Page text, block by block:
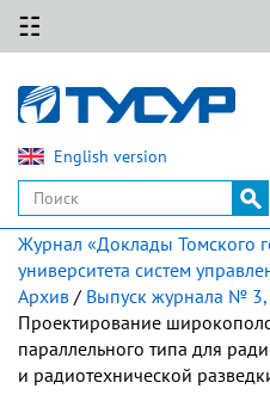
☷
English version
Журнал «Доклады Томского
университета систем
Архив / Выпуск журнала № 3,
Проектирование
параллельного типа для
и радиотехнической